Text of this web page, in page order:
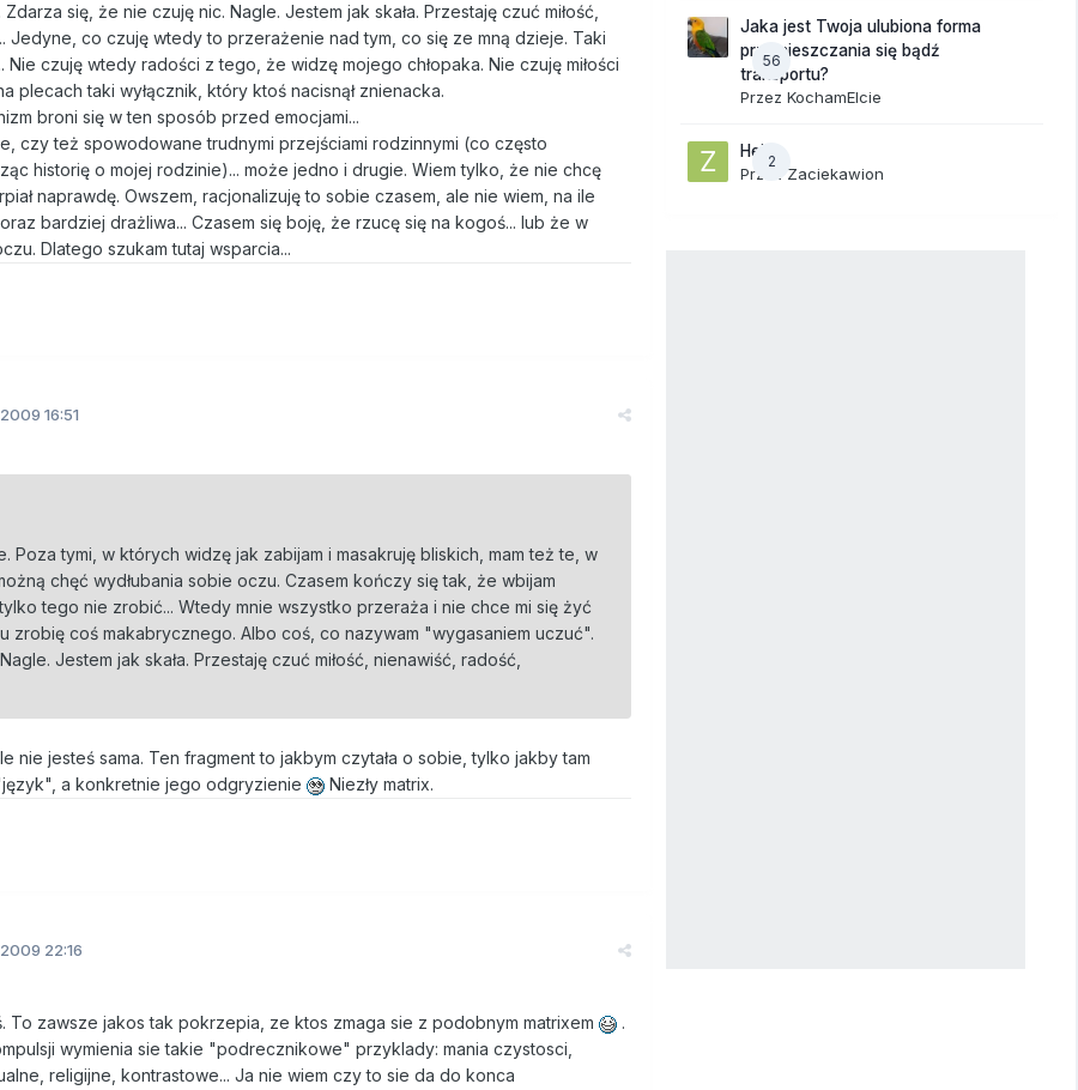
się, że nie czuję nic. Nagle. Jestem jak skała. Przestaję czuć miłość,
Jedyne, co czuję wtedy to przerażenie nad tym, co się ze mną dzieje. Taki
Nie czuję wtedy radości z tego, że widzę mojego chłopaka. Nie czuję miłości
plecach taki wyłącznik, który ktoś nacisnął znienacka.
broni się w ten sposób przed emocjami...
czy też spowodowane trudnymi przejściami rodzinnymi (co często
historię o mojej rodzinie)... może jedno i drugie. Wiem tylko, że nie chcę
naprawdę. Owszem, racjonalizuję to sobie czasem, ale nie wiem, na ile
bardziej drażliwa... Czasem się boję, że rzucę się na kogoś... lub że w
Dlatego szukam tutaj wsparcia...
16:51
Poza tymi, w których widzę jak zabijam i masakruję bliskich, mam też te, w
chęć wydłubania sobie oczu. Czasem kończy się tak, że wbijam
tego nie zrobić... Wtedy mnie wszystko przeraża i nie chce mi się żyć
zrobię coś makabrycznego. Albo coś, co nazywam "wygasaniem uczuć".
Jestem jak skała. Przestaję czuć miłość, nienawiść, radość,
nie jesteś sama. Ten fragment to jakbym czytała o sobie, tylko jakby tam
a konkretnie jego odgryzienie
Niezły matrix.
22:16
To zawsze jakos tak pokrzepia, ze ktos zmaga sie z podobnym matrixem
.
wymienia sie takie "podrecznikowe" przyklady: mania czystosci,
religijne, kontrastowe... Ja nie wiem czy to sie da do konca
56
Jaka jest Twoja ulubiona forma
przemieszczania się bądź
transportu?
Przez KochamElcie
2
Hej
Przez Zaciekawion